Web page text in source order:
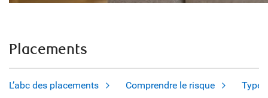
Placements
L’abc des placements Comprendre le risque